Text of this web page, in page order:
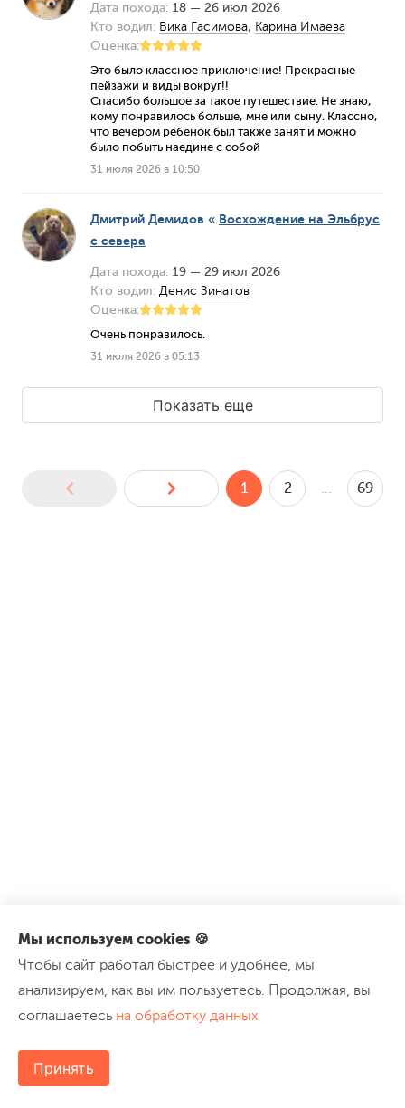
Мы используем cookies 🍪
Чтобы сайт работал быстрее и удобнее, мы
анализируем, как вы им пользуетесь. Продолжая, вы
соглашаетесь на обработку данных
Принять
Дата похода: 18 — 26 июл 2026
Кто водил: Вика Гасимова, Карина Имаева
Оценка:
Это было классное приключение! Прекрасные
пейзажи и виды вокруг!!
Спасибо большое за такое путешествие. Не знаю,
кому понравилось больше, мне или сыну. Классно,
что вечером ребенок был также занят и можно
было побыть наедине с собой
31 июля 2026 в 10:50
Дмитрий Демидов « Восхождение на Эльбрус
с севера
Дата похода: 19 — 29 июл 2026
Кто водил: Денис Зинатов
Оценка:
Очень понравилось.
31 июля 2026 в 05:13
Показать еще
1 2 … 69